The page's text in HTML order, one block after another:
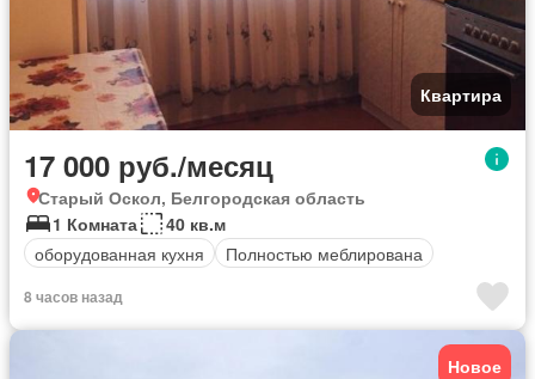
Квартира
17 000 руб./месяц
Старый Оскол, Белгородская область
1 Комната
40 кв.м
оборудованная кухня
Полностью меблирована
8 часов назад
Новое